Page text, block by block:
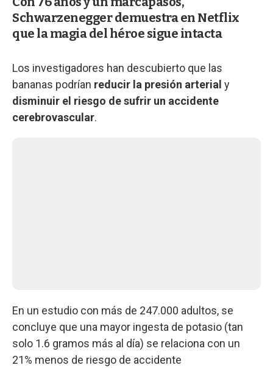
Schwarzenegger demuestra en Netflix
que la magia del héroe sigue intacta
Los investigadores han descubierto que las
bananas podrían reducir la presión arterial y
disminuir el riesgo de sufrir un accidente
cerebrovascular.
En un estudio con más de 247.000 adultos, se
concluye que una mayor ingesta de potasio (tan
solo 1.6 gramos más al día) se relaciona con un
21% menos de riesgo de accidente